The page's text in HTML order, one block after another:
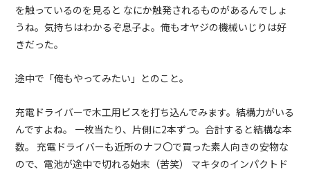
を触っているのを見ると なにか触発されるものがあるんでしょ
うね。気持ちはわかるぞ息子よ。俺もオヤジの機械いじりは好
きだった。
途中で「俺もやってみたい」とのこと。
充電ドライバーで木工用ビスを打ち込んでみます。結構力がいる
んですよね。 一枚当たり、片側に2本ずつ。合計すると結構な本
数。 充電ドライバーも近所のナフ〇で買った素人向きの安物な
ので、電池が途中で切れる始末（苦笑） マキタのインパクトド